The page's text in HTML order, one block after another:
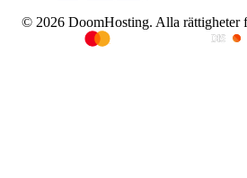
© 2026 DoomHosting. Alla rättigheter